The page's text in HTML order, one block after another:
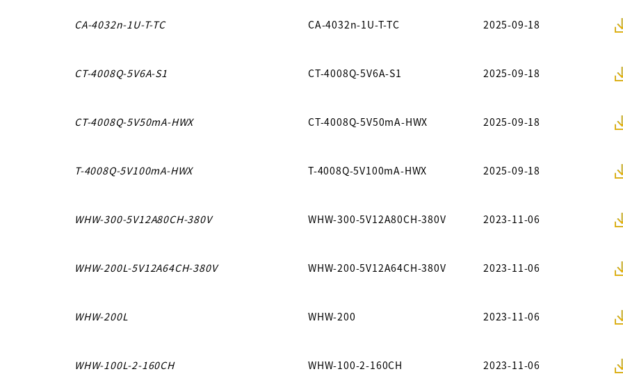
CA-4032n-1U-T-TC CA-4032n-1U-T-TC 2025-09-18
CT-4008Q-5V6A-S1 CT-4008Q-5V6A-S1 2025-09-18
CT-4008Q-5V50mA-HWX CT-4008Q-5V50mA-HWX 2025-09-18
T-4008Q-5V100mA-HWX T-4008Q-5V100mA-HWX 2025-09-18
WHW-300-5V12A80CH-380V WHW-300-5V12A80CH-380V 2023-11-06
WHW-200L-5V12A64CH-380V WHW-200-5V12A64CH-380V 2023-11-06
WHW-200L WHW-200 2023-11-06
WHW-100L-2-160CH WHW-100-2-160CH 2023-11-06